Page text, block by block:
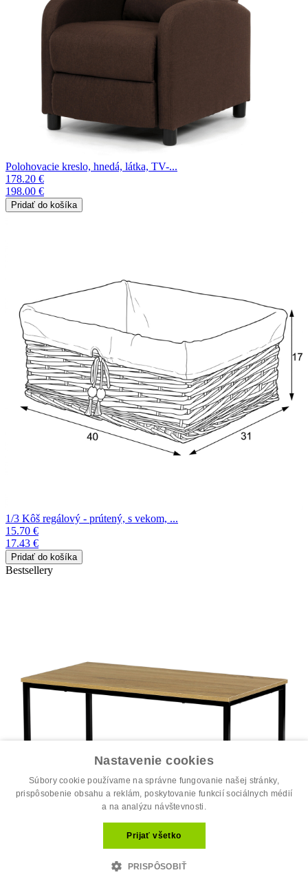
Polohovacie kreslo, hnedá, látka, TV-...
178.20 €
198.00 €
1/3 Kôš regálový - prútený, s vekom, ...
15.70 €
17.43 €
Bestsellery
Nastavenie cookies
Súbory cookie používame na správne fungovanie našej stránky,
prispôsobenie obsahu a reklám, poskytovanie funkcií sociálnych médií
a na analýzu návštevnosti.
Prijať všetko
PRISPÔSOBIŤ